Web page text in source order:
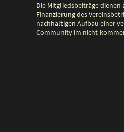
Die Mitgliedsbeiträge
Finanzierung des
nachhaltigen Aufbau einer
Community im nicht-